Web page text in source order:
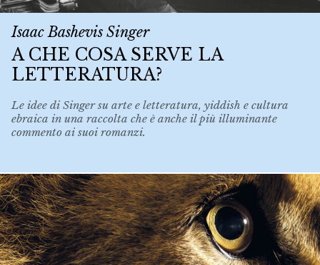
Isaac Bashevis Singer
A CHE COSA SERVE LA
LETTERATURA?
Le idee di Singer su arte e letteratura, yiddish e cultura
ebraica in una raccolta che è anche il più illuminante
commento ai suoi romanzi.